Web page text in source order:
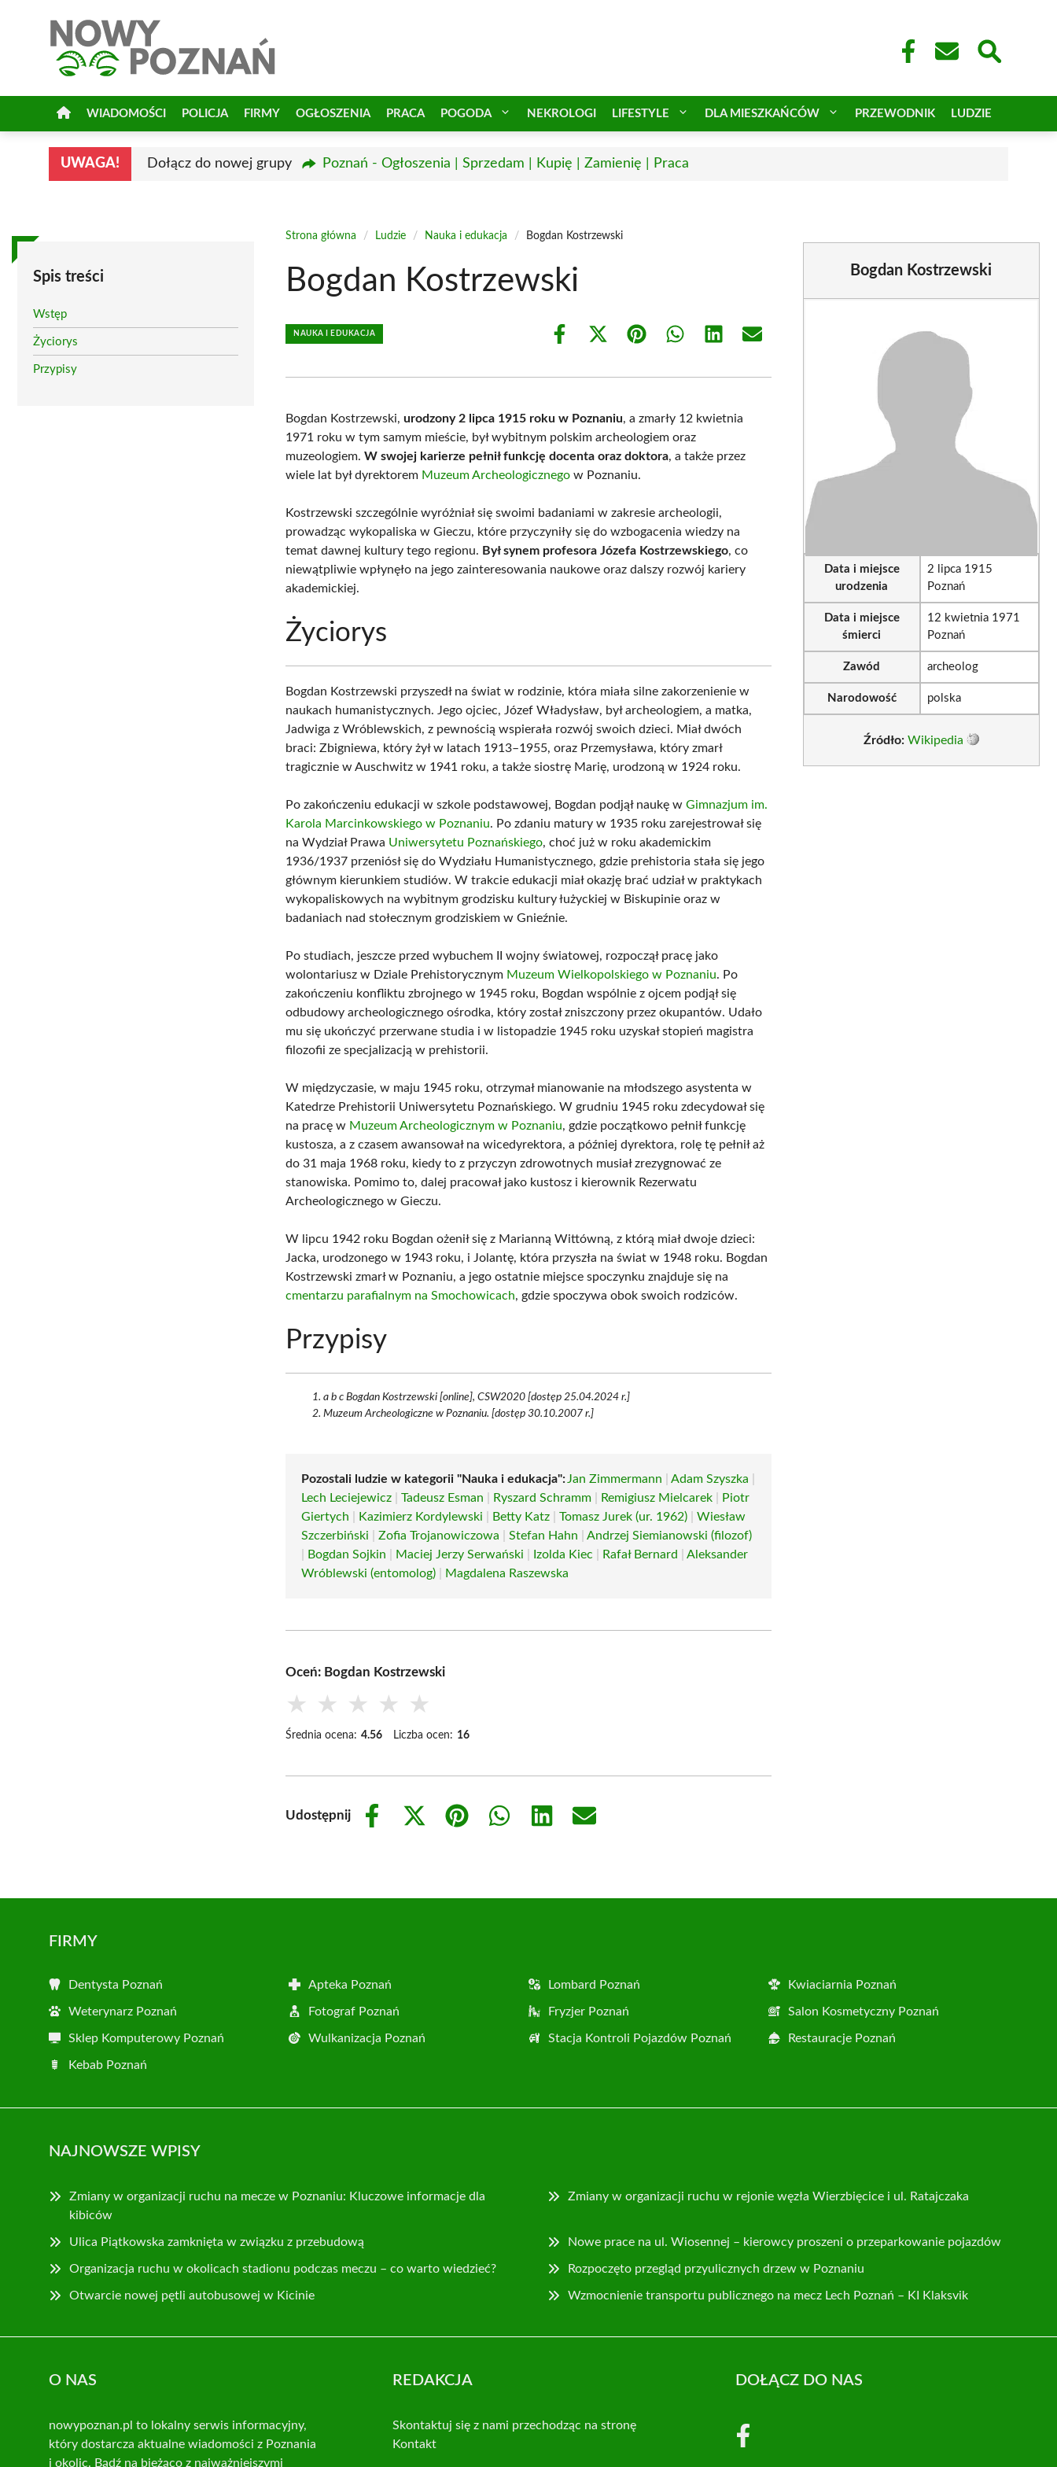
WIADOMOŚCI POLICJA FIRMY OGŁOSZENIA PRACA POGODA NEKROLOGI LIFESTYLE DLA MIESZKAŃCÓW PRZEWODNIK LUDZIE
UWAGA! Dołącz do nowej grupy Poznań - Ogłoszenia | Sprzedam | Kupię | Zamienię | Praca
Spis treści
Wstęp
Życiorys
Przypisy
Strona główna / Ludzie / Nauka i edukacja / Bogdan Kostrzewski
Bogdan Kostrzewski
NAUKA I EDUKACJA
Share
Share
(Twitter)
Share Share Share Share
Bogdan Kostrzewski,urodzony 2 lipca 1915 roku w Poznaniu, a zmarły 12 kwietnia
1971 roku w tym samym mieście, był wybitnym polskim archeologiem oraz
muzeologiem.W swojej karierze pełnił funkcję docenta oraz doktora, a także przez
wiele lat był dyrektorem Muzeum Archeologicznego w Poznaniu.
Kostrzewski szczególnie wyróżniał się swoimi badaniami w zakresie archeologii,
prowadząc wykopaliska w Gieczu, które przyczyniły się do wzbogacenia wiedzy na
temat dawnej kultury tego regionu. Był synem profesora Józefa Kostrzewskiego, co
niewątpliwie wpłynęło na jego zainteresowania naukowe oraz dalszy rozwój kariery
akademickiej.
Życiorys
Bogdan Kostrzewski przyszedł na świat w rodzinie, która miała silne zakorzenienie w
naukach humanistycznych. Jego ojciec, Józef Władysław, był archeologiem, a matka,
Jadwiga z Wróblewskich, z pewnością wspierała rozwój swoich dzieci. Miał dwóch
braci: Zbigniewa, który żył w latach 1913–1955, oraz Przemysława, który zmarł
tragicznie w Auschwitz w 1941 roku, a także siostrę Marię, urodzoną w 1924 roku.
Po zakończeniu edukacji w szkole podstawowej, Bogdan podjął naukę wGimnazjum im.
Karola Marcinkowskiego w Poznaniu. Po zdaniu matury w 1935 roku zarejestrował się
na Wydział Prawa Uniwersytetu Poznańskiego, choć już w roku akademickim
1936/1937 przeniósł się do Wydziału Humanistycznego, gdzie prehistoria stała się jego
głównym kierunkiem studiów. W trakcie edukacji miał okazję brać udział w praktykach
wykopaliskowych na wybitnym grodzisku kultury łużyckiej w Biskupinie oraz w
badaniach nad stołecznym grodziskiem w Gnieźnie.
Po studiach, jeszcze przed wybuchem II wojny światowej, rozpoczął pracę jako
wolontariusz w Dziale Prehistorycznym Muzeum Wielkopolskiego w Poznaniu. Po
zakończeniu konfliktu zbrojnego w 1945 roku, Bogdan wspólnie z ojcem podjął się
odbudowy archeologicznego ośrodka, który został zniszczony przez okupantów. Udało
mu się ukończyć przerwane studia i w listopadzie 1945 roku uzyskał stopień magistra
filozofii ze specjalizacją w prehistorii.
W międzyczasie, w maju 1945 roku, otrzymał mianowanie na młodszego asystenta w
Katedrze Prehistorii Uniwersytetu Poznańskiego. W grudniu 1945 roku zdecydował się
na pracę w Muzeum Archeologicznym w Poznaniu, gdzie początkowo pełnił funkcję
kustosza, a z czasem awansował na wicedyrektora, a później dyrektora, rolę tę pełnił aż
do 31 maja 1968 roku, kiedy to z przyczyn zdrowotnych musiał zrezygnować ze
stanowiska. Pomimo to, dalej pracował jako kustosz i kierownik Rezerwatu
Archeologicznego w Gieczu.
W lipcu 1942 roku Bogdan ożenił się z Marianną Wittówną, z którą miał dwoje dzieci:
Jacka, urodzonego w 1943 roku, i Jolantę, która przyszła na świat w 1948 roku. Bogdan
Kostrzewski zmarł w Poznaniu, a jego ostatnie miejsce spoczynku znajduje się na
cmentarzu parafialnym na Smochowicach, gdzie spoczywa obok swoich rodziców.
Przypisy
a b c Bogdan Kostrzewski [online], CSW2020 [dostęp 25.04.2024 r.]
Muzeum Archeologiczne w Poznaniu. [dostęp 30.10.2007 r.]
Pozostali ludzie w kategorii "Nauka i edukacja": Jan Zimmermann |Adam Szyszka
Lech Leciejewicz |Tadeusz Esman Ryszard Schramm Remigiusz Mielcarek
Piotr
Giertych
Kazimierz Kordylewski Betty Katz |Tomasz Jurek (ur. 1962) |Wiesław
Szczerbiński |Zofia Trojanowiczowa |Stefan Hahn |Andrzej Siemianowski (filozof)
Bogdan Sojkin Maciej Jerzy Serwański Izolda Kiec Rafał Bernard |Aleksander
Wróblewski (entomolog)
Magdalena Raszewska
Oceń: Bogdan Kostrzewski
★ ★ ★ ★ ★
Średnia ocena: 4.56 Liczba ocen: 16
Udostępnij
Share
Share
Share
Share
Share
Share
Bogdan Kostrzewski
Data i miejsce
urodzenia
2 lipca 1915
Poznań
Data i miejsce
śmierci
12 kwietnia 1971
Poznań
Zawód archeolog
Narodowość polska
Źródło: Wikipedia
FIRMY
Dentysta Poznań Apteka Poznań Lombard Poznań Kwiaciarnia Poznań
Weterynarz Poznań Fotograf Poznań Fryzjer Poznań Salon Kosmetyczny Poznań
Sklep Komputerowy Poznań Wulkanizacja Poznań Stacja Kontroli Pojazdów Poznań Restauracje Poznań
Kebab Poznań
NAJNOWSZE WPISY
Zmiany w organizacji ruchu na mecze w Poznaniu: Kluczowe informacje dla
kibiców
Zmiany w organizacji ruchu w rejonie węzła Wierzbięcice i ul. Ratajczaka
Ulica Piątkowska zamknięta w związku z przebudową Nowe prace na ul. Wiosennej – kierowcy proszeni o przeparkowanie pojazdów
Organizacja ruchu w okolicach stadionu podczas meczu – co warto wiedzieć? Rozpoczęto przegląd przyulicznych drzew w Poznaniu
Otwarcie nowej pętli autobusowej w Kicinie Wzmocnienie transportu publicznego na mecz Lech Poznań – KI Klaksvik
O NAS
nowypoznan.pl to lokalny serwis informacyjny,
który dostarcza aktualne wiadomości z Poznania
i okolic. Bądź na bieżąco z najważniejszymi
REDAKCJA
Skontaktuj się z nami przechodząc na stronę
Kontakt
DOŁĄCZ DO NAS